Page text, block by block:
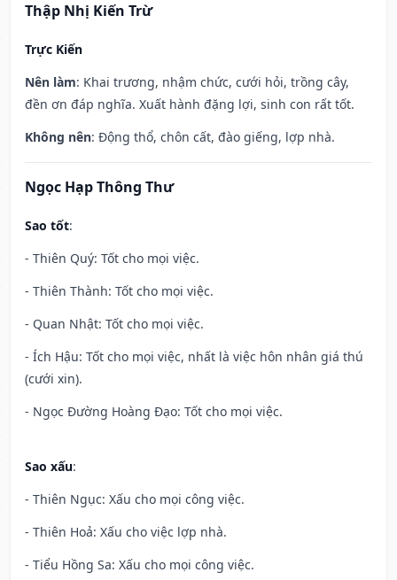
Thập Nhị Kiến Trừ
Trực Kiến
Nên làm: Khai trương, nhậm chức, cưới hỏi, trồng cây,
đền ơn đáp nghĩa. Xuất hành đặng lợi, sinh con rất tốt.
Không nên: Động thổ, chôn cất, đào giếng, lợp nhà.
Ngọc Hạp Thông Thư
Sao tốt:
- Thiên Quý: Tốt cho mọi việc.
- Thiên Thành: Tốt cho mọi việc.
- Quan Nhật: Tốt cho mọi việc.
- Ích Hậu: Tốt cho mọi việc, nhất là việc hôn nhân giá thú
(cưới xin).
- Ngọc Đường Hoàng Đạo: Tốt cho mọi việc.
Sao xấu:
- Thiên Ngục: Xấu cho mọi công việc.
- Thiên Hoả: Xấu cho việc lợp nhà.
- Tiểu Hồng Sa: Xấu cho mọi công việc.